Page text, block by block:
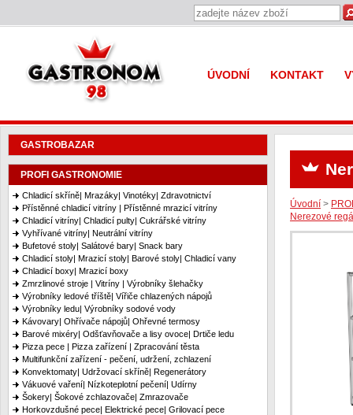
ÚVODNÍ KONTAKT
GASTROBAZAR
PROFI GASTRONOMIE
Chladicí skříně| Mrazáky| Vinotéky| Zdravotnictví
Přístěnné chladicí vitríny | Přístěnné mrazicí vitríny
Chladicí vitríny| Chladicí pulty| Cukrářské vitríny
Vyhřívané vitríny| Neutrální vitríny
Bufetové stoly| Salátové bary| Snack bary
Chladicí stoly| Mrazicí stoly| Barové stoly| Chladicí vany
Chladicí boxy| Mrazicí boxy
Zmrzlinové stroje | Vitríny | Výrobníky šlehačky
Výrobníky ledové tříště| Vířiče chlazených nápojů
Výrobníky ledu| Výrobníky sodové vody
Kávovary| Ohřívače nápojů| Ohřevné termosy
Barové mixéry| Odšťavňovače a lisy ovoce| Drtiče ledu
Pizza pece | Pizza zařízení | Zpracování těsta
Multifunkční zařízení - pečení, udržení, zchlazení
Konvektomaty| Udržovací skříně| Regenerátory
Vákuové vaření| Nízkoteplotní pečení| Udírny
Šokery| Šokové zchlazovače| Zmrazovače
Horkovzdušné pece| Elektrické pece| Grilovací pece
Úvodní >
Nerezové